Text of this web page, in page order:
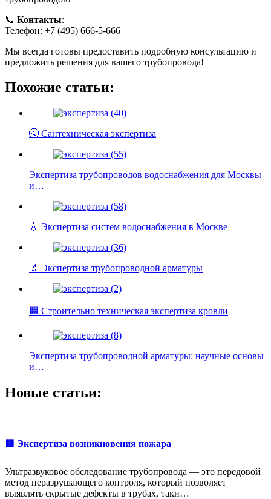
📞 Контакты:
Телефон: +7 (495) 666-5-666
Мы всегда готовы предоставить подробную консультацию и
предложить решения для вашего трубопровода!
Похожие статьи:
🚰 Сантехническая экспертиза
Экспертиза трубопроводов водоснабжения для Москвы
и…
💧 Экспертиза систем водоснабжения в Москве
🔬 Экспертиза трубопроводной арматуры
🟧 Строительно техническая экспертиза кровли
Экспертиза трубопроводной арматуры: научные основы
и…
Новые статьи:
🟥 Экспертиза возникновения пожара
Ультразвуковое обследование трубопровода — это передовой
метод неразрушающего контроля, который позволяет
выявлять скрытые дефекты в трубах, таки…